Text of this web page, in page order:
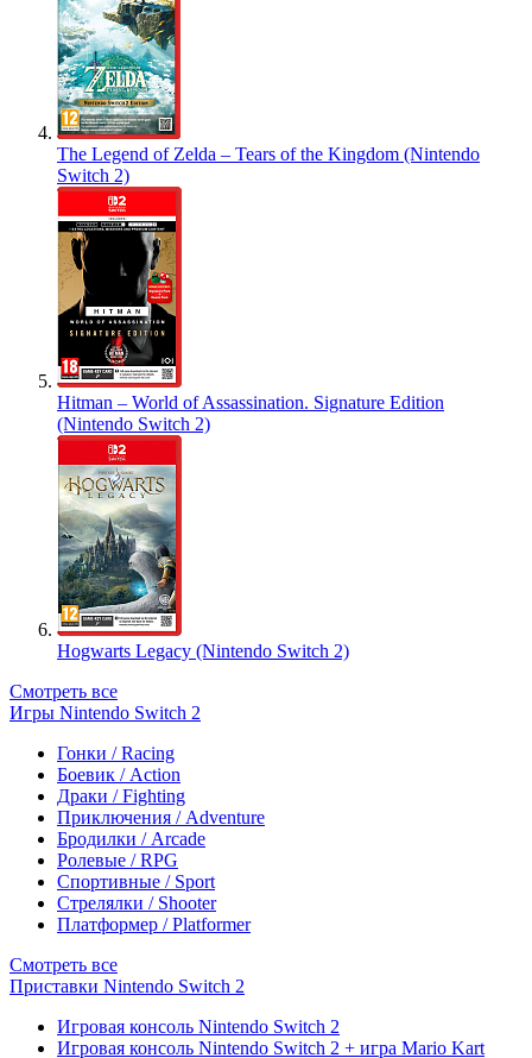
The Legend of Zelda – Tears of the Kingdom (Nintendo
Switch 2)
Hitman – World of Assassination. Signature Edition
(Nintendo Switch 2)
Hogwarts Legacy (Nintendo Switch 2)
Смотреть все
Игры Nintendo Switch 2
Гонки / Racing
Боевик / Action
Драки / Fighting
Приключения / Adventure
Бродилки / Arcade
Ролевые / RPG
Спортивные / Sport
Стрелялки / Shooter
Платформер / Platformer
Смотреть все
Приставки Nintendo Switch 2
Игровая консоль Nintendo Switch 2
Игровая консоль Nintendo Switch 2 + игра Mario Kart